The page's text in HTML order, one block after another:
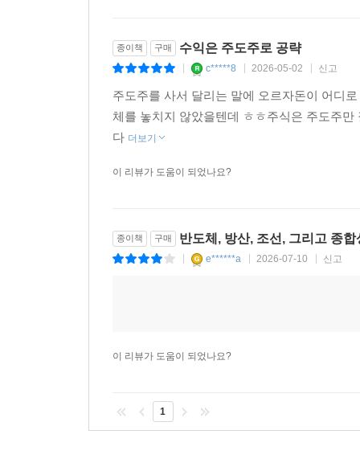
종이책 구매 수익은 주도주로 공략
c*****8 2026-05-02 신고
주도주를 사서 달리는 말에 오르자돈이 어디
체를 놓치지 않았을텐데 ㅎㅎ주식은 주도주
다 더보기
이 리뷰가 도움이 되었나요?
종이책 구매 반도체, 방산, 조선, 그리고 종
e******a 2026-07-10 신고
이 리뷰가 도움이 되었나요?
1